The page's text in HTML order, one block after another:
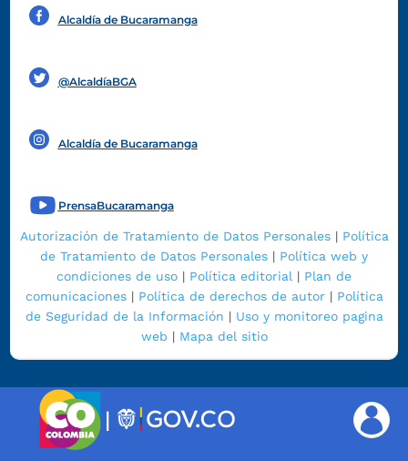
Alcaldía de Bucaramanga
@AlcaldíaBGA
Alcaldía de Bucaramanga
PrensaBucaramanga
Autorización de Tratamiento de Datos Personales| Política
de Tratamiento de Datos Personales | Política web y
condiciones de uso | Política editorial | Plan de
comunicaciones| Política de derechos de autor| Política
de Seguridad de la Información | Uso y monitoreo pagina
web | Mapa del sitio
|